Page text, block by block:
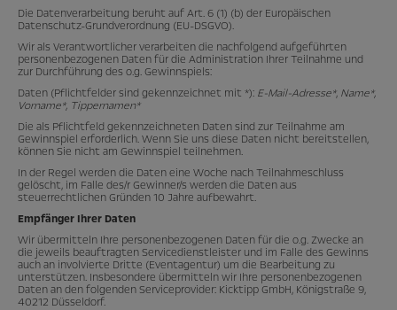
Die Datenverarbeitung beruht auf Art. 6 (1) (b) der Europäischen
Datenschutz-Grundverordnung (EU-DSGVO).
Wir als Verantwortlicher verarbeiten die nachfolgend aufgeführten
personenbezogenen Daten für die Administration Ihrer Teilnahme und
zur Durchführung des o.g. Gewinnspiels:
Daten (Pflichtfelder sind gekennzeichnet mit *): E-Mail-Adresse*, Name*,
Vorname*, Tippernamen*
Die als Pflichtfeld gekennzeichneten Daten sind zur Teilnahme am
Gewinnspiel erforderlich. Wenn Sie uns diese Daten nicht bereitstellen,
können Sie nicht am Gewinnspiel teilnehmen.
In der Regel werden die Daten eine Woche nach Teilnahmeschluss
gelöscht, im Falle des/r Gewinner/s werden die Daten aus
steuerrechtlichen Gründen 10 Jahre aufbewahrt.
Empfänger Ihrer Daten
Wir übermitteln Ihre personenbezogenen Daten für die o.g. Zwecke an
die jeweils beauftragten Servicedienstleister und im Falle des Gewinns
auch an involvierte Dritte (Eventagentur) um die Bearbeitung zu
unterstützen. Insbesondere übermitteln wir Ihre personenbezogenen
Daten an den folgenden Serviceprovider: Kicktipp GmbH, Königstraße 9,
40212 Düsseldorf.